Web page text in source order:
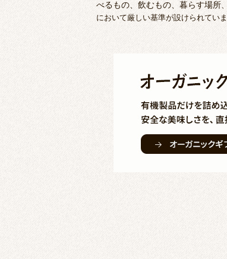
べるもの、飲むもの、暮らす場所
において厳しい基準が設けられていま